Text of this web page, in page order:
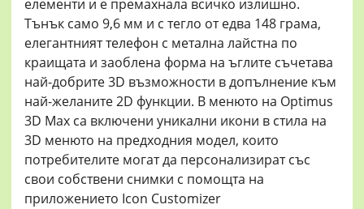
елементи и е премахнала всичко излишно.
Тънък само 9,6 мм и с тегло от едва 148 грама,
елегантният телефон с метална лайстна по
краищата и заоблена форма на ъглите съчетава
най-добрите 3D възможности в допълнение към
най-желаните 2D функции. В менюто на Optimus
3D Max са включени уникални икони в стила на
3D менюто на предходния модел, които
потребителите могат да персонализират със
свои собствени снимки с помощта на
приложението Icon Customizer